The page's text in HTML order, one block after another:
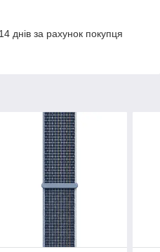
днів за рахунок покупця